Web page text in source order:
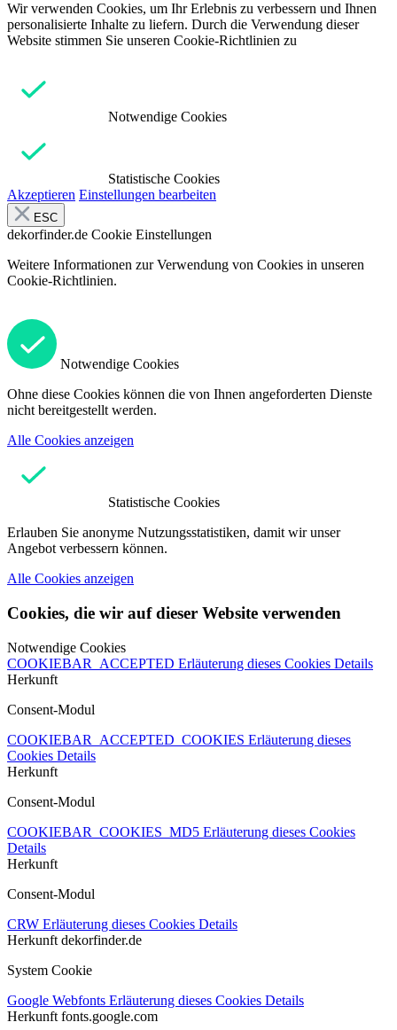
Wir verwenden Cookies, um Ihr Erlebnis zu verbessern und Ihnen
personalisierte Inhalte zu liefern. Durch die Verwendung dieser
Website stimmen Sie unseren Cookie-Richtlinien zu
Notwendige Cookies
Statistische Cookies
Akzeptieren Einstellungen bearbeiten
ESC
dekorfinder.de Cookie Einstellungen
Weitere Informationen zur Verwendung von Cookies in unseren
Cookie-Richtlinien.
Notwendige Cookies
Ohne diese Cookies können die von Ihnen angeforderten Dienste
nicht bereitgestellt werden.
Alle Cookies anzeigen
Statistische Cookies
Erlauben Sie anonyme Nutzungsstatistiken, damit wir unser
Angebot verbessern können.
Alle Cookies anzeigen
Cookies, die wir auf dieser Website verwenden
Notwendige Cookies
COOKIEBAR_ACCEPTED Erläuterung dieses Cookies Details
Herkunft
Consent-Modul
COOKIEBAR_ACCEPTED_COOKIES Erläuterung dieses
Cookies Details
Herkunft
Consent-Modul
COOKIEBAR_COOKIES_MD5 Erläuterung dieses Cookies
Details
Herkunft
Consent-Modul
CRW Erläuterung dieses Cookies Details
Herkunft dekorfinder.de
System Cookie
Google Webfonts Erläuterung dieses Cookies Details
Herkunft fonts.google.com